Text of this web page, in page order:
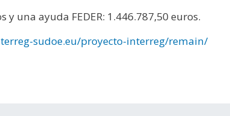
una ayuda FEDER: 1.446.787,50 euros.
sudoe.eu/proyecto-interreg/remain/